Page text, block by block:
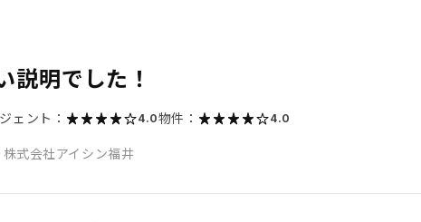
説明でした！
ェント： 4.0物件： 4.0
株式会社アイシン福井